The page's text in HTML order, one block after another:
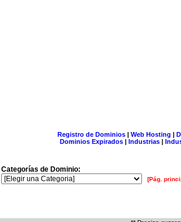
Registro de Dominios| Web Hosting |
Dominios Expirados | Industrias |
Categorías de Dominio:
[Pág.